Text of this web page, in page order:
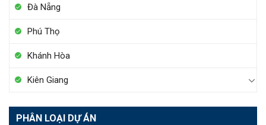
Đà Nẵng
Phú Thọ
Khánh Hòa
Kiên Giang
PHÂN LOẠI DỰ ÁN